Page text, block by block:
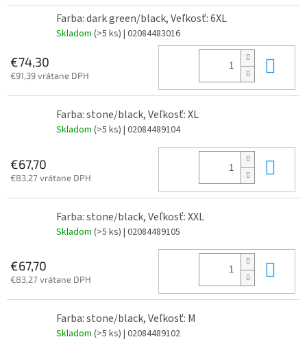
Farba: dark green/black, Veľkosť: 6XL
Skladom (>5 ks) | 02084483016
€74,30
€91,39 vrátane DPH
Farba: stone/black, Veľkosť: XL
Skladom (>5 ks) | 02084489104
€67,70
€83,27 vrátane DPH
Farba: stone/black, Veľkosť: XXL
Skladom (>5 ks) | 02084489105
€67,70
€83,27 vrátane DPH
Farba: stone/black, Veľkosť: M
Skladom (>5 ks) | 02084489102